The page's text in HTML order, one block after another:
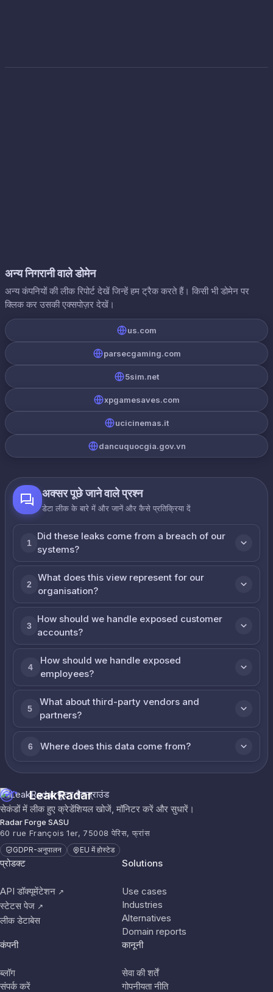
अन्य निगरानी वाले डोमेन
अन्य कंपनियों की लीक रिपोर्ट देखें जिन्हें हम ट्रैक करते हैं। किसी भी डोमेन पर
क्लिक कर उसकी एक्सपोज़र देखें।
us.com
parsecgaming.com
5sim.net
xpgamesaves.com
ucicinemas.it
dancuquocgia.gov.vn
अक्सर पूछे जाने वाले प्रश्न
डेटा लीक के बारे में और जानें और कैसे प्रतिक्रिया दें
1
Did these leaks come from a breach of our
systems?
2
What does this view represent for our
organisation?
3
How should we handle exposed customer
accounts?
4
How should we handle exposed
employees?
5
What about third-party vendors and
partners?
6 Where does this data come from?
LeakRadar
सेकंडों में लीक हुए क्रेडेंशियल खोजें, मॉनिटर करें और सुधारें।
Radar Forge SASU
60 rue François 1er, 75008 पेरिस, फ्रांस
GDPR-अनुपालन EU में होस्टेड
प्रोडक्ट
API डॉक्यूमेंटेशन ↗
स्टेटस पेज ↗
लीक डेटाबेस
Solutions
Use cases
Industries
Alternatives
Domain reports
कंपनी
ब्लॉग
संपर्क करें
कानूनी
सेवा की शर्तें
गोपनीयता नीति